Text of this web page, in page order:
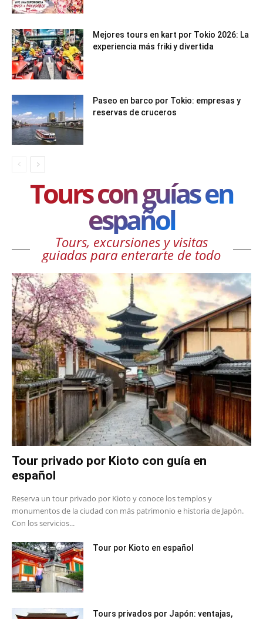
Mejores tours en kart por Tokio 2026: La
experiencia más friki y divertida
Paseo en barco por Tokio: empresas y
reservas de cruceros
Tours con guías en
español
Tours, excursiones y visitas
guiadas para enterarte de todo
Tour privado por Kioto con guía en
español
Reserva un tour privado por Kioto y conoce los templos y
monumentos de la ciudad con más patrimonio e historia de Japón.
Con los servicios...
Tour por Kioto en español
Tours privados por Japón: ventajas,